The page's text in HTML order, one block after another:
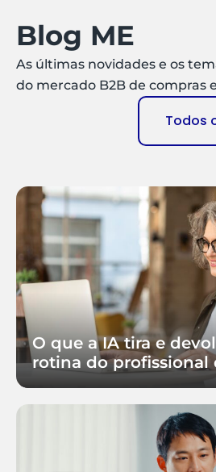
Blog ME
As últimas novidades e os
do mercado B2B de compras
Todos
O que a IA tira e
rotina do profissional